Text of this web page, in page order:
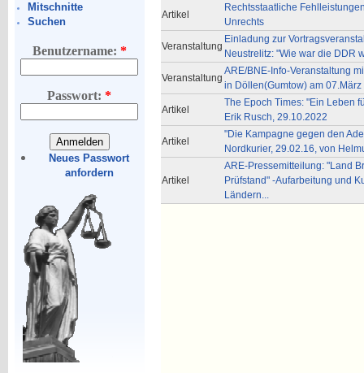
Mitschnitte
Suchen
Benutzername: *
Passwort:*
Neues Passwort
anfordern
Artikel
Rechtsstaatliche
Unrechts
Veranstaltung
Einladung zur
Neustrelitz: "Wie war die DDR
Veranstaltung
ARE/BNE-Info-Veranstaltung
in Döllen(Gumtow) am 07.März
Artikel
The Epoch Times: "Ein Leben
Erik Rusch, 29.10.2022
Artikel
"Die Kampagne gegen den
Nordkurier, 29.02.16, von
Artikel
ARE-Pressemitteilung: "Land
Prüfstand" -Aufarbeitung und
Ländern...